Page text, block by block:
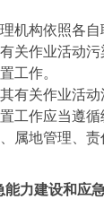
构依照各自
关作业活动
工作。
关作业活动
工作应当遵循
属地管理、
力建设和应